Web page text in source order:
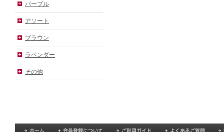
パープル
アソート
ブラウン
ラベンダー
その他